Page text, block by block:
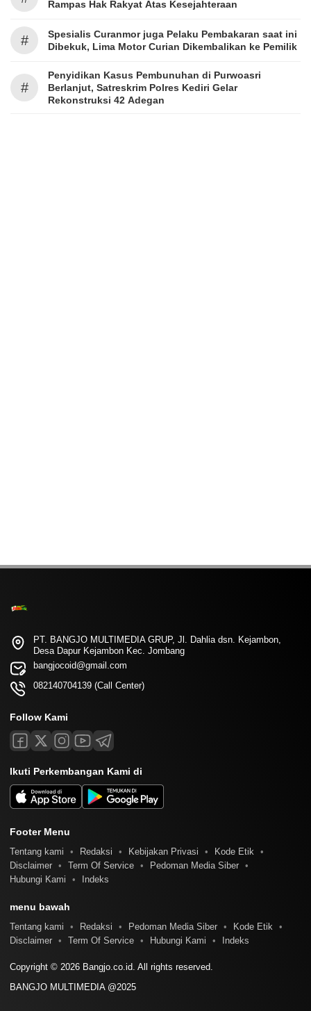
Rampas Hak Rakyat Atas Kesejahteraan
#
Spesialis Curanmor juga Pelaku Pembakaran saat ini
Dibekuk, Lima Motor Curian Dikembalikan ke Pemilik
#
Penyidikan Kasus Pembunuhan di Purwoasri
Berlanjut, Satreskrim Polres Kediri Gelar
Rekonstruksi 42 Adegan
PT. BANGJO MULTIMEDIA GRUP, Jl. Dahlia dsn. Kejambon,
Desa Dapur Kejambon Kec. Jombang
bangjocoid@gmail.com
082140704139 (Call Center)
Follow Kami
Ikuti Perkembangan Kami di
Footer Menu
Tentang kami Redaksi Kebijakan Privasi
Kode Etik
Disclaimer
Term Of Service
Pedoman Media Siber
Hubungi Kami
Indeks
menu bawah
Tentang kami Redaksi Pedoman Media Siber
Kode Etik
Disclaimer
Term Of Service Hubungi Kami Indeks
Copyright © 2026 Bangjo.co.id. All rights reserved.
BANGJO MULTIMEDIA @2025